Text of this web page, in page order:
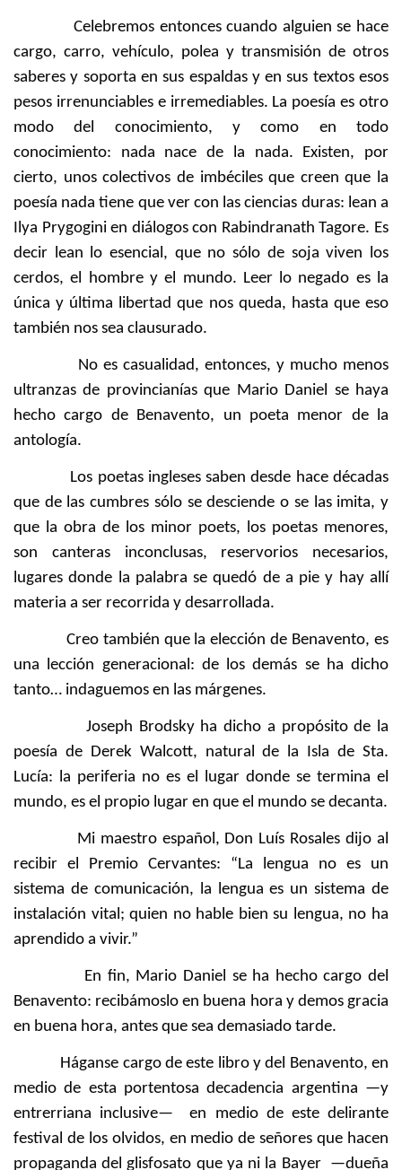
Celebremos entonces cuando alguien se hace
cargo, carro, vehículo, polea y transmisión de otros
saberes y soporta en sus espaldas y en sus textos esos
pesos irrenunciables e irremediables. La poesía es otro
modo del conocimiento, y como en todo
conocimiento: nada nace de la nada. Existen, por
cierto, unos colectivos de imbéciles que creen que la
poesía nada tiene que ver con las ciencias duras: lean a
Ilya Prygogini en diálogos con Rabindranath Tagore. Es
decir lean lo esencial, que no sólo de soja viven los
cerdos, el hombre y el mundo. Leer lo negado es la
única y última libertad que nos queda, hasta que eso
también nos sea clausurado.
No es casualidad, entonces, y mucho menos
ultranzas de provincianías que Mario Daniel se haya
hecho cargo de Benavento, un poeta menor de la
antología.
Los poetas ingleses saben desde hace décadas
que de las cumbres sólo se desciende o se las imita, y
que la obra de los minor poets, los poetas menores,
son canteras inconclusas, reservorios necesarios,
lugares donde la palabra se quedó de a pie y hay allí
materia a ser recorrida y desarrollada.
Creo también que la elección de Benavento, es
una lección generacional: de los demás se ha dicho
tanto… indaguemos en las márgenes.
Joseph Brodsky ha dicho a propósito de la
poesía de Derek Walcott, natural de la Isla de Sta.
Lucía: la periferia no es el lugar donde se termina el
mundo, es el propio lugar en que el mundo se decanta.
Mi maestro español, Don Luís Rosales dijo al
recibir el Premio Cervantes: “La lengua no es un
sistema de comunicación, la lengua es un sistema de
instalación vital; quien no hable bien su lengua, no ha
aprendido a vivir.”
En fin, Mario Daniel se ha hecho cargo del
Benavento: recibámoslo en buena hora y demos gracia
en buena hora, antes que sea demasiado tarde.
Háganse cargo de este libro y del Benavento, en
medio de esta portentosa decadencia argentina —y
entrerriana inclusive— en medio de este delirante
festival de los olvidos, en medio de señores que hacen
propaganda del glisfosato que ya ni la Bayer —dueña